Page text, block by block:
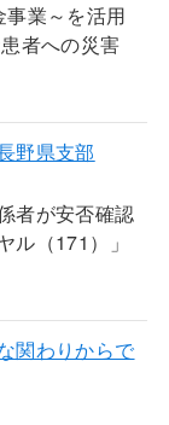
業～を活用
者への災害
野県支部
者が安否確認
ル（171）」
関わりからで